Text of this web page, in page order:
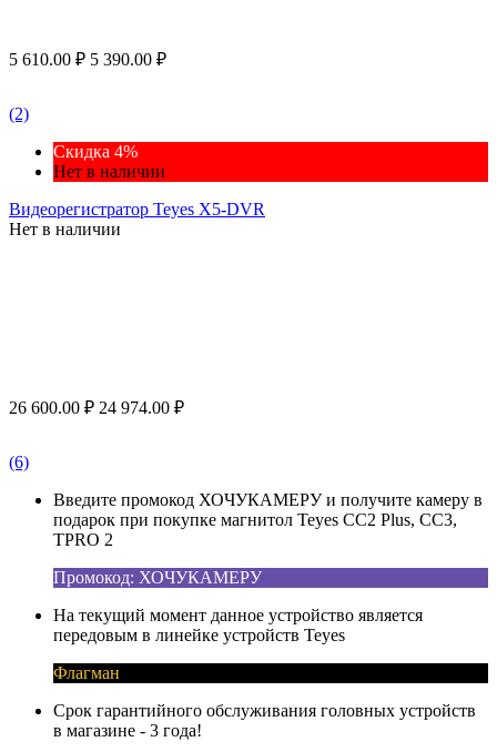
5 610.00 ₽ 5 390.00 ₽
(2)
Скидка 4%
Нет в наличии
Видеорегистратор Teyes X5-DVR
Нет в наличии
26 600.00 ₽ 24 974.00 ₽
(6)
Введите промокод ХОЧУКАМЕРУ и получите камеру в
подарок при покупке магнитол Teyes CC2 Plus, CC3,
TPRO 2
Промокод: ХОЧУКАМЕРУ
На текущий момент данное устройство является
передовым в линейке устройств Teyes
Флагман
Срок гарантийного обслуживания головных устройств
в магазине - 3 года!